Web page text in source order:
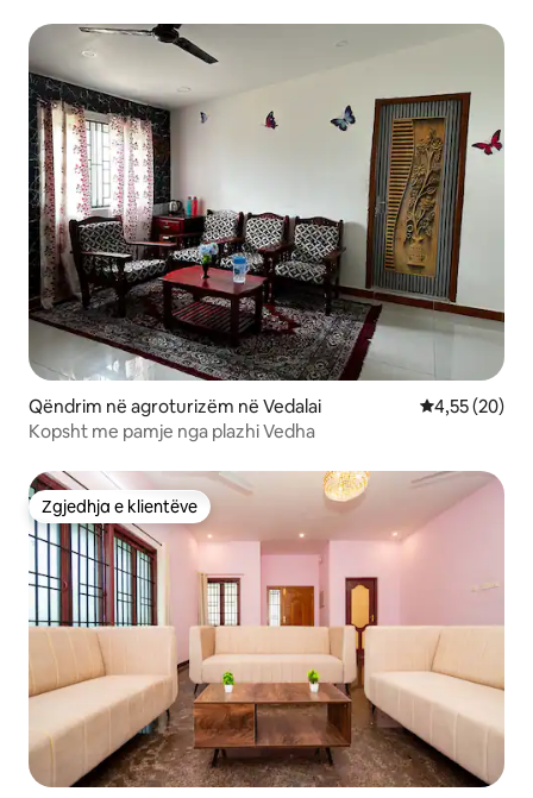
Qëndrim në agroturizëm në Vedalai Vlerësimi
4,55 (20)
Kopsht me pamje nga plazhi Vedha
Zgjedhja e klientëve
Zgjedhja e klientëve